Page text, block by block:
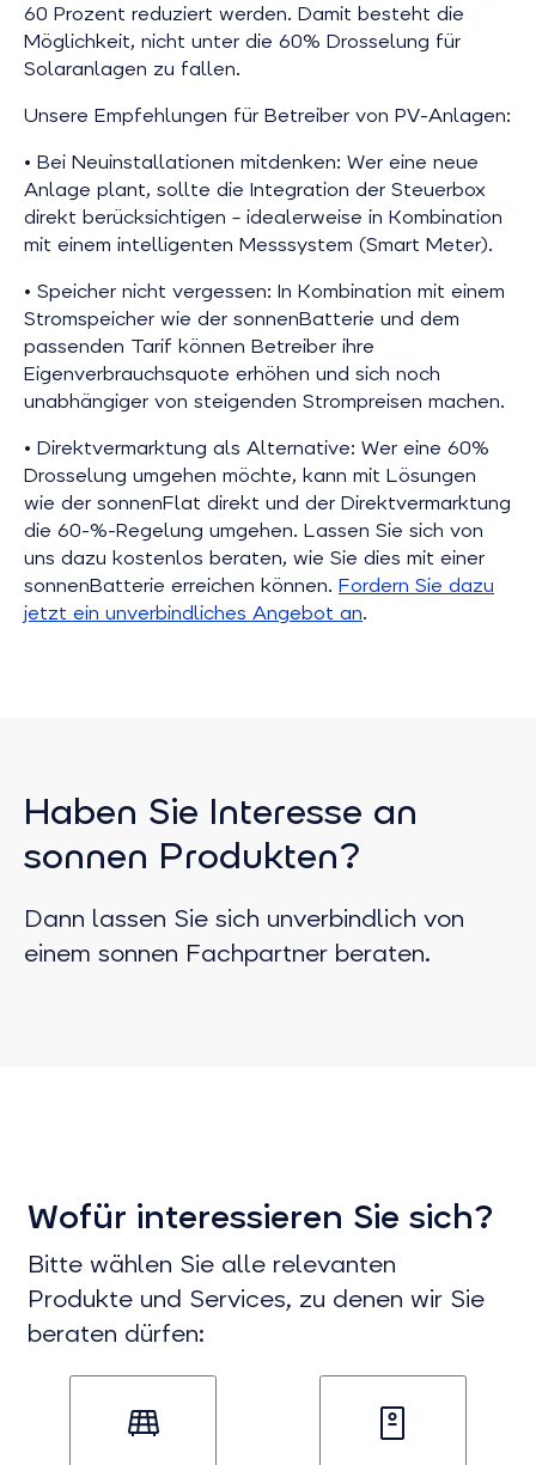
60 Prozent reduziert werden. Damit besteht die
Möglichkeit, nicht unter die 60% Drosselung für
Solaranlagen zu fallen.
Unsere Empfehlungen für Betreiber von PV-Anlagen:
• Bei Neuinstallationen mitdenken: Wer eine neue
Anlage plant, sollte die Integration der Steuerbox
direkt berücksichtigen – idealerweise in Kombination
mit einem intelligenten Messsystem (Smart Meter).
• Speicher nicht vergessen: In Kombination mit einem
Stromspeicher wie der sonnenBatterie und dem
passenden Tarif können Betreiber ihre
Eigenverbrauchsquote erhöhen und sich noch
unabhängiger von steigenden Strompreisen machen.
• Direktvermarktung als Alternative: Wer eine 60%
Drosselung umgehen möchte, kann mit Lösungen
wie der sonnenFlat direkt und der Direktvermarktung
die 60-%-Regelung umgehen. Lassen Sie sich von
uns dazu kostenlos beraten, wie Sie dies mit einer
sonnenBatterie erreichen können. Fordern Sie dazu
jetzt ein unverbindliches Angebot an.
Haben Sie Interesse an
sonnen Produkten?
Dann lassen Sie sich unverbindlich von
einem sonnen Fachpartner beraten.
Wofür interessieren Sie sich?
Bitte wählen Sie alle relevanten
Produkte und Services, zu denen wir Sie
beraten dürfen: